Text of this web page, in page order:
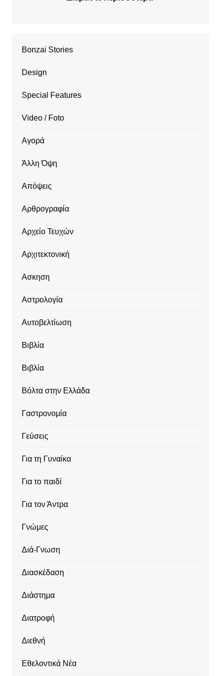
Bonzai Stories
Design
Special Features
Video / Foto
Αγορά
Άλλη Όψη
Απόψεις
Αρθρογραφία
Αρχείο Τευχών
Αρχιτεκτονική
Ασκηση
Αστρολογία
Αυτοβελτίωση
Βιβλία
Βιβλία
Βόλτα στην Ελλάδα
Γαστρονομία
Γεύσεις
Για τη Γυναίκα
Για το παιδί
Για τον Άντρα
Γνώμες
Διά-Γνωση
Διασκέδαση
Διάστημα
Διατροφή
Διεθνή
Εθελοντικά Νέα